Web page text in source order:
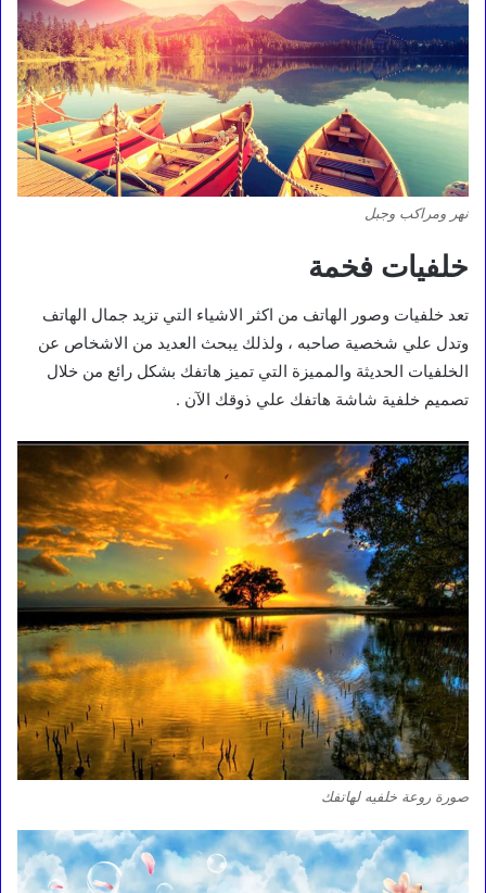
نهر ومراكب وجبل
خلفيات فخمة
تعد خلفيات وصور الهاتف من اكثر الاشياء التي تزيد جمال الهاتف
وتدل علي شخصية صاحبه ، ولذلك يبحث العديد من الاشخاص عن
الخلفيات الحديثة والمميزة التي تميز هاتفك بشكل رائع من خلال
تصميم خلفية شاشة هاتفك علي ذوقك الآن .
صورة روعة خلفيه لهاتفك